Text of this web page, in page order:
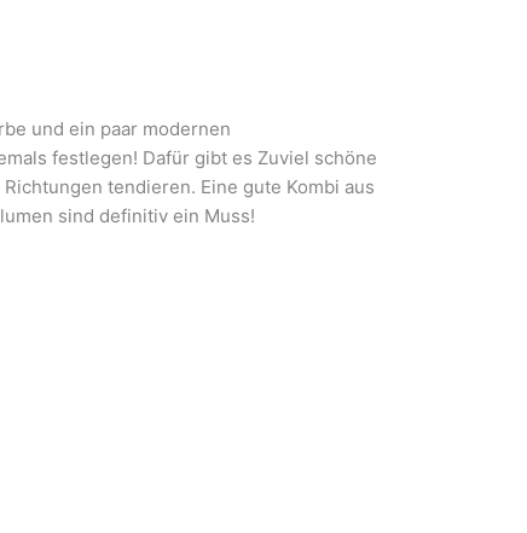
und ein paar modernen
festlegen! Dafür gibt es Zuviel schöne
tendieren. Eine gute Kombi aus
sind definitiv ein Muss!